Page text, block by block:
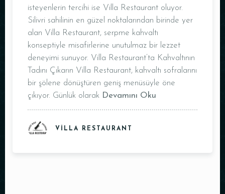
isteyenlerin tercihi ise Villa Restaurant oluyor.
Silivri sahilinin en güzel noktalarından birinde yer
alan Villa Restaurant, serpme kahvaltı
konseptiyle misafirlerine unutulmaz bir lezzet
deneyimi sunuyor. Villa Restaurant’ta Kahvaltının
Tadını Çıkarın Villa Restaurant, kahvaltı sofralarını
bir şölene dönüştüren geniş menüsüyle öne
çıkıyor. Günlük olarak Devamını Oku
VILLA RESTAURANT
Masa Rezervasyonu